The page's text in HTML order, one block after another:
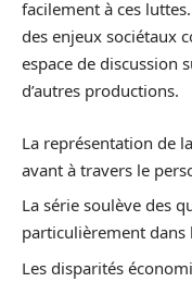
facilement à ces
des enjeux sociétaux
espace de discussion
d’autres productions.
La représentation de
avant à travers le
La série soulève des
particulièrement dans
Les disparités